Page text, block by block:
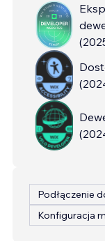
(
(
(
Podłączenie